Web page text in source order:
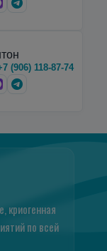
(906) 118-87-74
криогенная
по всей